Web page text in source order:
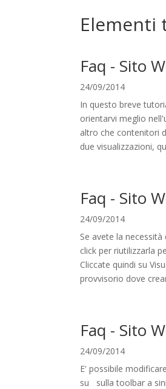
Elementi
Faq - Sito
24/09/2014
In questo breve
orientarvi meglio
altro che contenitori
due visualizzazioni,
Faq - Sito
24/09/2014
Se avete la
click per riutilizzarla
Cliccate quindi su
provvisorio dove
Faq - Sito
24/09/2014
E' possibile
su sulla toolbar a